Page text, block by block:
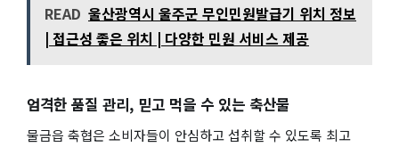
READ 울산광역시 울주군 무인민원발급기 위치 정보
| 접근성 좋은 위치 | 다양한 민원 서비스 제공
엄격한 품질 관리, 믿고 먹을 수 있는 축산물
물금읍 축협은 소비자들이 안심하고 섭취할 수 있도록 최고